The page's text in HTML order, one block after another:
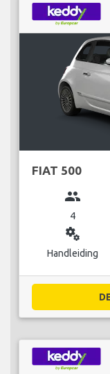
FIAT 500
group
4
miscellaneous_services
Handleiding